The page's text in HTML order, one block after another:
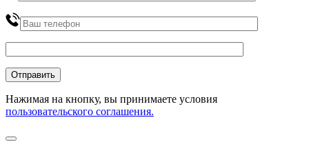
Нажимая на кнопку, вы принимаете условия
пользовательского соглашения.